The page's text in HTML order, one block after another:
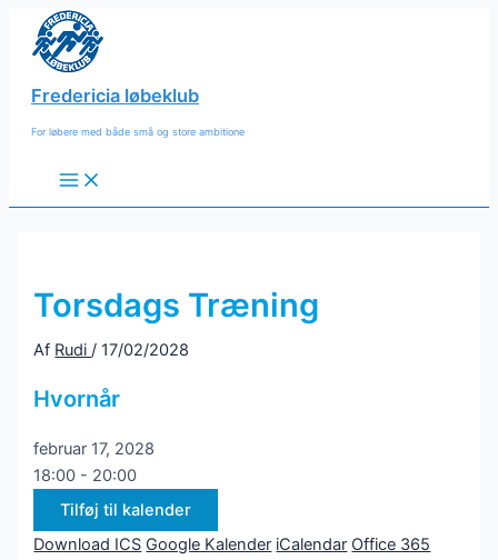
indholdet
Fredericia løbeklub
For løbere med både små og store ambitione
Main
Menu
Torsdags Træning
Af Rudi/17/02/2028
Hvornår
februar 17, 2028
18:00 - 20:00
Tilføj til kalender
Download ICS Google Kalender iCalendar Office 365